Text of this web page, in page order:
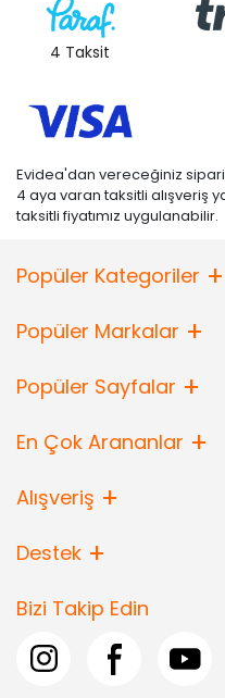
4 Taksit
Evidea'dan vereceğiniz
4 aya varan taksitli alışveriş
taksitli fiyatımız uygulanabilir.
Popüler Kategoriler
Popüler Markalar
Popüler Sayfalar
En Çok Arananlar
Alışveriş
Destek
Bizi Takip Edin